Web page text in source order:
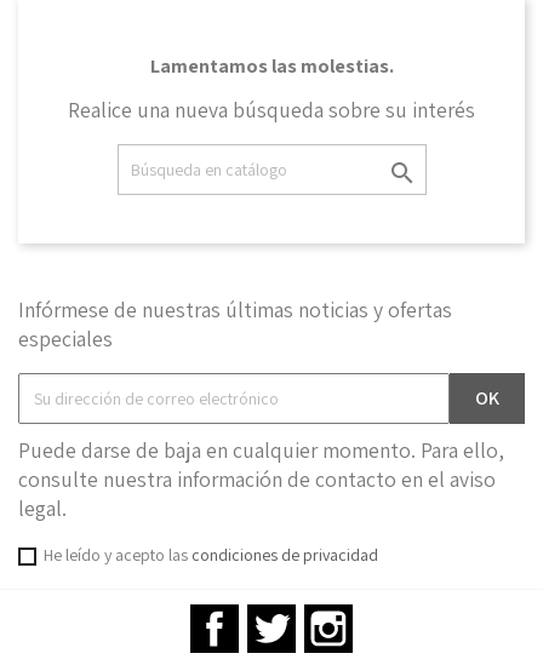
Lamentamos las molestias.
Realice una nueva búsqueda sobre su interés

Infórmese de nuestras últimas noticias y ofertas
especiales
Puede darse de baja en cualquier momento. Para ello,
consulte nuestra información de contacto en el aviso
legal.
He leído y acepto las condiciones de privacidad
FacebookTwitter